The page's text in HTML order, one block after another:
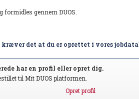
formidles gennem DUOS.
det at du er oprettet i vores
har en profil eller opret dig.
til Mit DUOS platformen.
Opret profil